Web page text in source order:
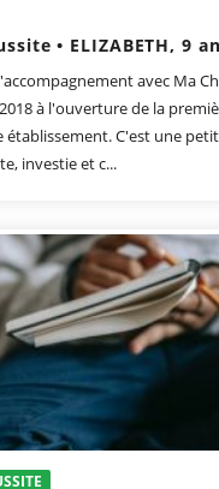
• ELIZABETH, 9
avec Ma
à l'ouverture de la
C'est une
investie et c...